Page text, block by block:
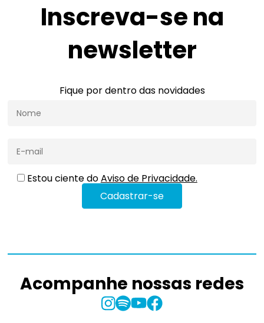
Inscreva-se na
newsletter
Fique por dentro das novidades
Estou ciente doAviso de Privacidade.
Acompanhe nossas redes